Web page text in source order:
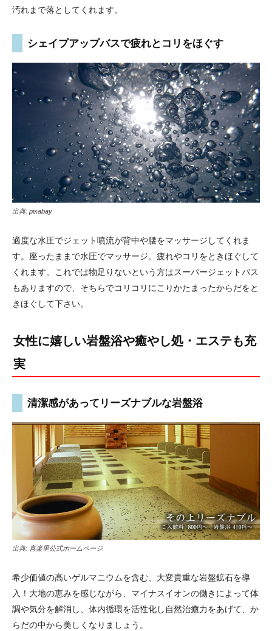
汚れまで落としてくれます。
シェイプアップバスで疲れとコリをほぐす
出典: pixabay
適度な水圧でジェット噴流が背中や腰をマッサージしてくれま
す。座ったままで水圧でマッサージ。疲れやコリをときほぐして
くれます。これでは物足りないという方はスーパージェットバス
もありますので、そちらでコリコリにこりかたまったからだをと
きほぐして下さい。
女性に嬉しい岩盤浴や癒やし処・エステも充
実
清潔感があってリーズナブルな岩盤浴
出典: 喜楽里公式ホームページ
希少価値の高いゲルマニウムを含む、大変貴重な岩盤鉱石を導
入！大地の恵みを感じながら、マイナスイオンの働きによって体
調や気分を解消し、体内循環を活性化し自然治癒力をあげて、か
らだの中から美しくなりましょう。